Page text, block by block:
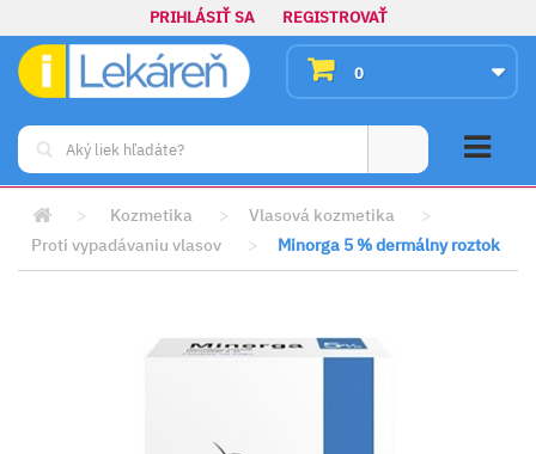
PRIHLÁSIŤ SA REGISTROVAŤ
0
> Kozmetika > Vlasová kozmetika
>
Proti vypadávaniu vlasov
> Minorga 5 % dermálny roztok